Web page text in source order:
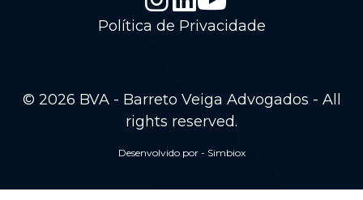
Política de Privacidade
© 2026 BVA - Barreto Veiga Advogados - All
rights reserved.
Desenvolvido por - Simbiox